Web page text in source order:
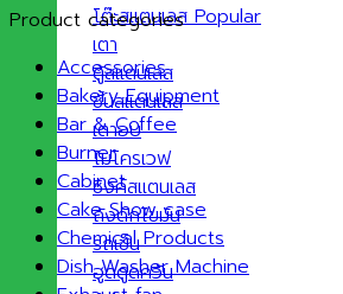
โต๊ะสแตนเลส
เตา
ตู้สแตนเลส
ชั้นสแตนเลส
เตาอบ
ไมโครเวฟ
ซิงค์สแตนเลส
ถังดักไขมัน
รถเข็น
ฮูดดูดควัน
Product categories
Accessories
Bakery Equipment
Bar & Coffee
Burner
Cabinet
Cake Show case
Chemical Products
Dish Washer Machine